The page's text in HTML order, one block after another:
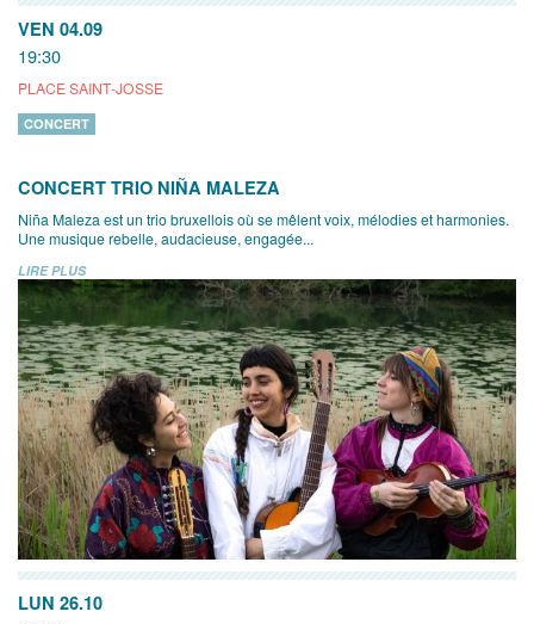
VEN 04.09
19:30
PLACE SAINT-JOSSE
CONCERT
CONCERT TRIO NIÑA MALEZA
Niña Maleza est un trio bruxellois où se mêlent voix, mélodies et harmonies.
Une musique rebelle, audacieuse, engagée...
LIRE PLUS
LUN 26.10